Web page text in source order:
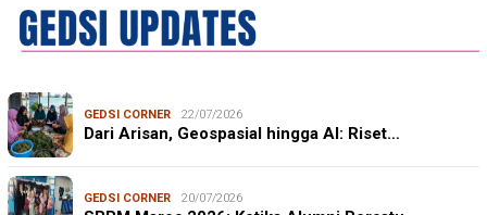
GEDSI CORNER 22/07/2026
Dari Arisan, Geospasial hingga AI: Riset…
GEDSI CORNER 20/07/2026